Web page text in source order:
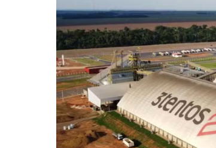
Ver todos Ver todos